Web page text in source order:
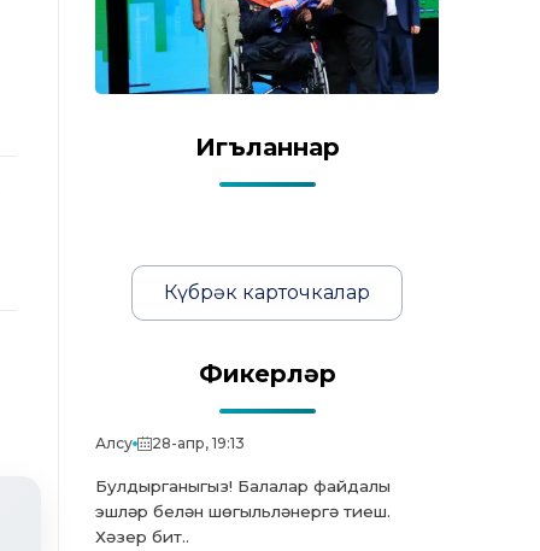
Игъланнар
Күбрәк карточкалар
Фикерләр
Алсу 28-апр, 19:13
Булдырганыгыз! Балалар файдалы
эшләр белән шөгыльләнергә тиеш.
Хәзер бит..